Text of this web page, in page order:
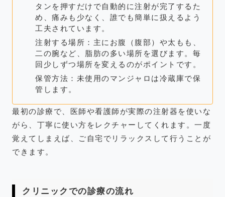
タンを押すだけで自動的に注射が完了するた
め、痛みも少なく、誰でも簡単に扱えるよう
工夫されています。
注射する場所：主にお腹（腹部）や太もも、
二の腕など、脂肪の多い場所を選びます。毎
回少しずつ場所を変えるのがポイントです。
保管方法：未使用のマンジャロは冷蔵庫で保
管します。
最初の診療で、医師や看護師が実際の注射器を使いな
がら、丁寧に使い方をレクチャーしてくれます。一度
覚えてしまえば、ご自宅でリラックスして行うことが
できます。
クリニックでの診療の流れ